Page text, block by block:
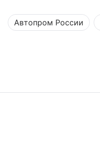
Автопром России